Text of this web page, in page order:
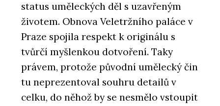
status uměleckých děl s uzavřeným
životem. Obnova Veletržního paláce v
Praze spojila respekt k originálu s
tvůrčí myšlenkou dotvoření. Taky
právem, protože původní umělecký čin
tu neprezentoval souhru detailů v
celku, do něhož by se nesmělo vstoupit